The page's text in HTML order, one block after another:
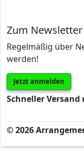
Zum
Regelmäßig über
werden!
Jetzt anmelden
Schneller Versand
© 2026